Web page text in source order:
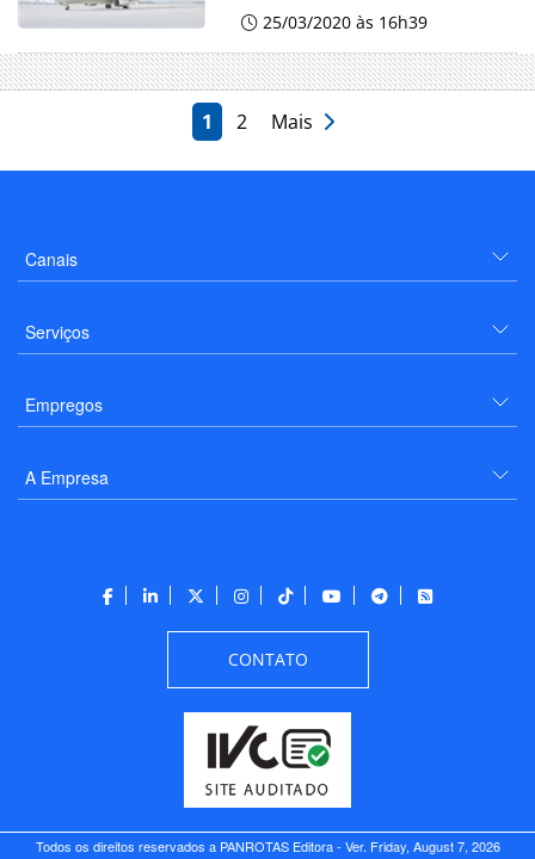
25/03/2020 às 16h39
1 2 Mais
Canais
Serviços
Empregos
A Empresa
CONTATO
Todos os direitos reservados a PANROTAS Editora - Ver. Friday, August 7, 2026